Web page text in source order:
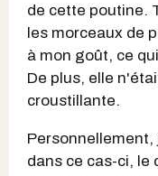
de cette poutine.
les morceaux de
à mon goût, ce
De plus, elle
croustillante.
dans ce cas-ci, le